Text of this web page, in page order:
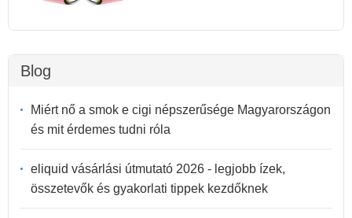
Blog
Miért nő a smok e cigi népszerűsége Magyarországon
és mit érdemes tudni róla
eliquid vásárlási útmutató 2026 - legjobb ízek,
összetevők és gyakorlati tippek kezdőknek